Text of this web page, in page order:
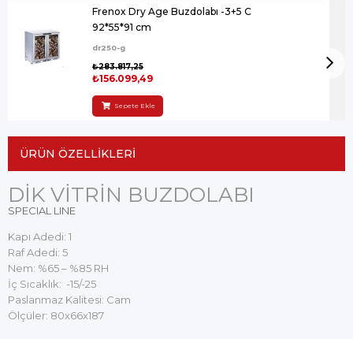
Frenox Dry Age Buzdolabı -3+5 C
92*55*91 cm
dr250-g
₺156.099,49
₺283.817,25
Sepete Ekle
ÜRÜN ÖZELLIKLERI
DİK VİTRİN BUZDOLABI
SPECIAL LINE
Kapı Adedi: 1
Raf Adedi: 5
Nem: %65 – %85 RH
İç Sıcaklık: -15/-25
Paslanmaz Kalitesi: Cam
Ölçüler: 80x66x187